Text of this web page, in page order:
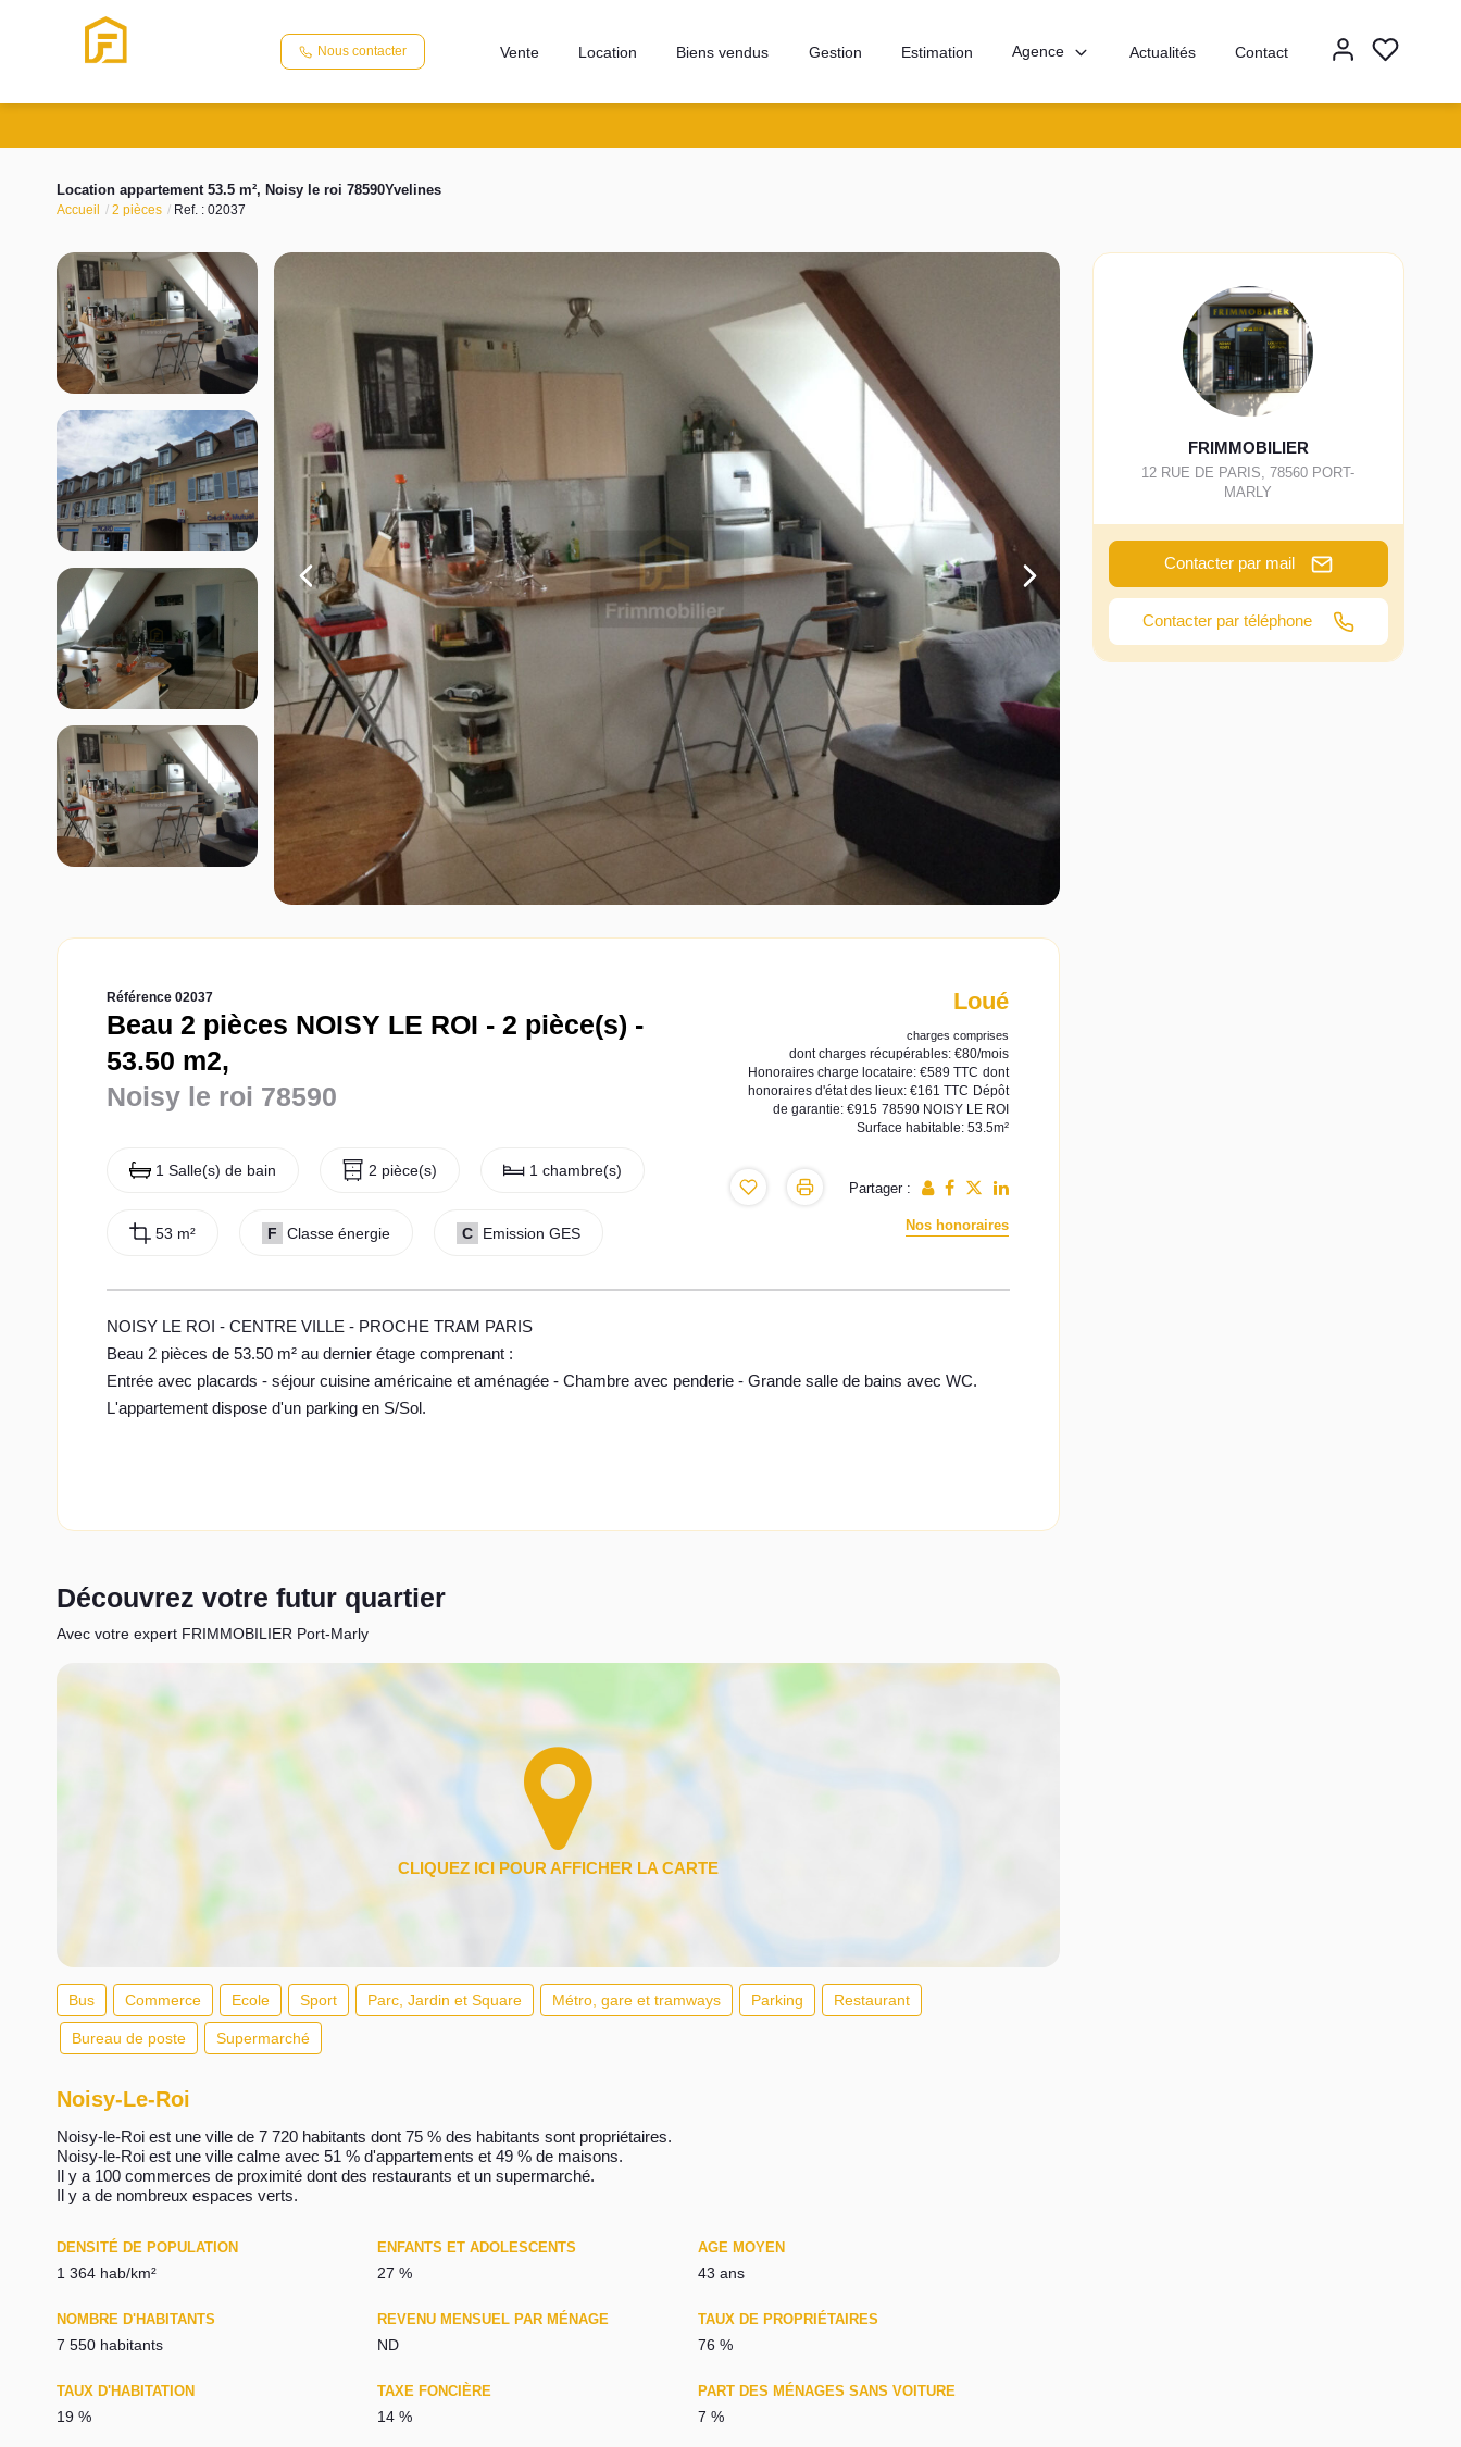
Nous contacter Vente Location Biens vendus Gestion Estimation Agence Actualités Contact
Location appartement 53.5 m², Noisy le roi 78590Yvelines
Accueil 2 pièces Ref. : 02037
Référence 02037
Beau 2 pièces NOISY LE ROI - 2 pièce(s) -
53.50 m2,
Noisy le roi 78590
1 Salle(s) de bain 2 pièce(s) 1 chambre(s)
53 m² F Classe énergie C Emission GES
Loué
charges comprises
dont charges récupérables: €80/mois
Honoraires charge locataire: €589 TTC dont
honoraires d'état des lieux: €161 TTC Dépôt
de garantie: €915 78590 NOISY LE ROI
Surface habitable: 53.5m²
Partager :
Nos honoraires
NOISY LE ROI - CENTRE VILLE - PROCHE TRAM PARIS
Beau 2 pièces de 53.50 m² au dernier étage comprenant :
Entrée avec placards - séjour cuisine américaine et aménagée - Chambre avec penderie - Grande salle de bains avec WC.
L'appartement dispose d'un parking en S/Sol.
Découvrez votre futur quartier
Avec votre expert FRIMMOBILIER Port-Marly
Bus Commerce Ecole Sport Parc, Jardin et Square Métro, gare et tramways Parking Restaurant
Bureau de poste Supermarché
Noisy-Le-Roi
Noisy-le-Roi est une ville de 7 720 habitants dont 75 % des habitants sont propriétaires.
Noisy-le-Roi est une ville calme avec 51 % d'appartements et 49 % de maisons.
Il y a 100 commerces de proximité dont des restaurants et un supermarché.
Il y a de nombreux espaces verts.
DENSITÉ DE POPULATION
1 364 hab/km²
ENFANTS ET ADOLESCENTS
27 %
AGE MOYEN
43 ans
NOMBRE D'HABITANTS
7 550 habitants
REVENU MENSUEL PAR MÉNAGE
ND
TAUX DE PROPRIÉTAIRES
76 %
TAUX D'HABITATION
19 %
TAXE FONCIÈRE
14 %
PART DES MÉNAGES SANS VOITURE
7 %
FRIMMOBILIER
12 RUE DE PARIS,78560 PORT-
MARLY
Contacter par mail
Contacter par téléphone